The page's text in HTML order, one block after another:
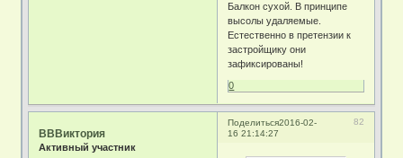
Балкон сухой. В принципе
высолы удаляемые.
Естественно в претензии к
застройщику они
зафиксированы!
0
Поделиться 82
2016-02-
16 21:14:27
ВВВиктория
Активный участник